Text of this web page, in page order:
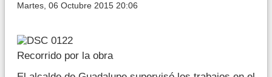
Martes, 06 Octubre 2015 20:06
Recorrido por la obra